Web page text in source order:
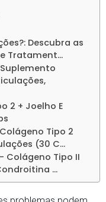
Descubra as
Tratament…
2 + Joelho E
Tipo 2
(30 C…
Colágeno Tipo II
…